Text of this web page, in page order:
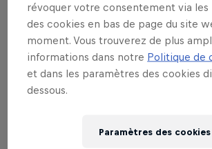
Événements associés
révoquer votre consentement via les
des cookies en bas de page du site
moment. Vous trouverez de plus
informations dans notre Politique de
et dans les paramètres des cookies
dessous.
Paramètres des cookies